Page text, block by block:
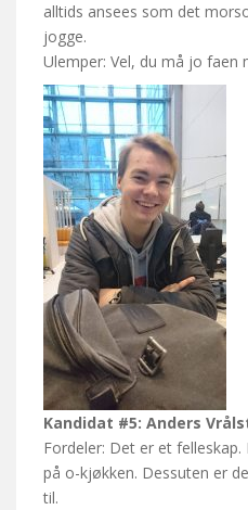
alltids ansees som det
jogge.
Ulemper: Vel, du må jo faen
Kandidat #5: Anders
Fordeler: Det er et
på o-kjøkken. Dessuten er
til.